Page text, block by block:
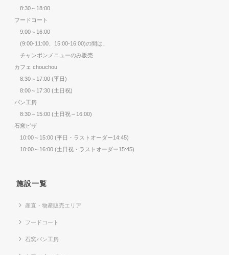
8:30～18:00
フードコート
9:00～16:00
(9:00-11:00、15:00-16:00)の間は、
チャンポンメニューのみ販売
カフェ chouchou
8:30～17:00 (平日)
8:00～17:30 (土日祝)
パン工房
8:30～15:00 (土日祝～16:00)
石窯ピザ
10:00～15:00 (平日・ラストオーダー14:45)
10:00～16:00 (土日祝・ラストオーダー15:45)
施設一覧
産直・物産販売エリア
フードコート
石窯パン工房